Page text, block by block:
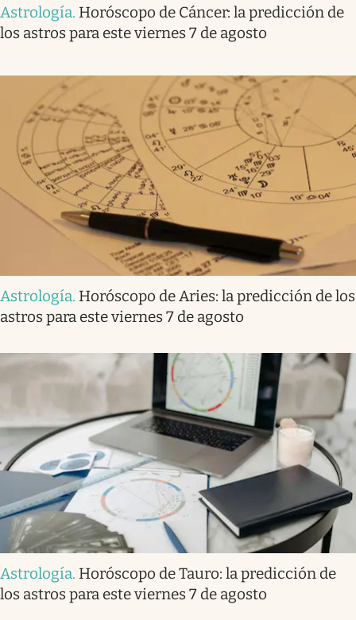
Astrología. Horóscopo de Cáncer: la predicción de
los astros para este viernes 7 de agosto
Astrología. Horóscopo de Aries: la predicción de los
astros para este viernes 7 de agosto
Astrología. Horóscopo de Tauro: la predicción de
los astros para este viernes 7 de agosto